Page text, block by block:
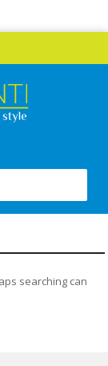
searching can